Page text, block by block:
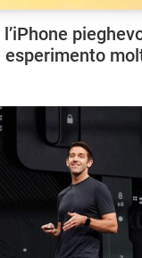
esperimento